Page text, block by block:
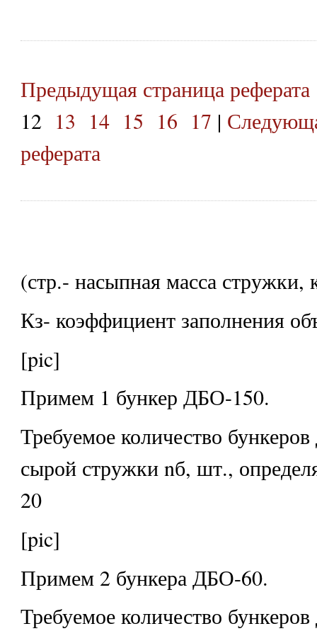
Предыдущая страница реферата
12 13 14 15 16 17 |
реферата
(стр.- насыпная масса стружки,
Кз- коэффициент заполнения
[pic]
Примем 1 бункер ДБО-150.
Требуемое количество
сырой стружки nб, шт.,
20
[pic]
Примем 2 бункера ДБО-60.
Требуемое количество